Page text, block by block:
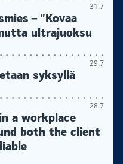
31.7
– ”Kovaa
ultrajuoksu
29.7
syksyllä
28.7
a workplace
both the client